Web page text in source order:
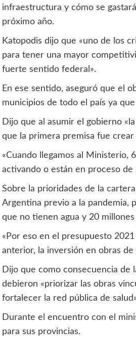
infraestructura y cómo se
próximo año.
Katopodis dijo que «uno de los
para tener una mayor
fuerte sentido federal».
En ese sentido, aseguró que el
municipios de todo el país ya
Dijo que al asumir el gobierno
que la primera premisa fue
«Cuando llegamos al Ministerio,
activando o están en proceso de
Sobre la prioridades de la
Argentina previo a la pandemia,
que no tienen agua y 20
«Por eso en el presupuesto
anterior, la inversión en obras de
Dijo que como consecuencia de
debieron «priorizar las obras
fortalecer la red pública de
Durante el encuentro con el
para sus provincias.